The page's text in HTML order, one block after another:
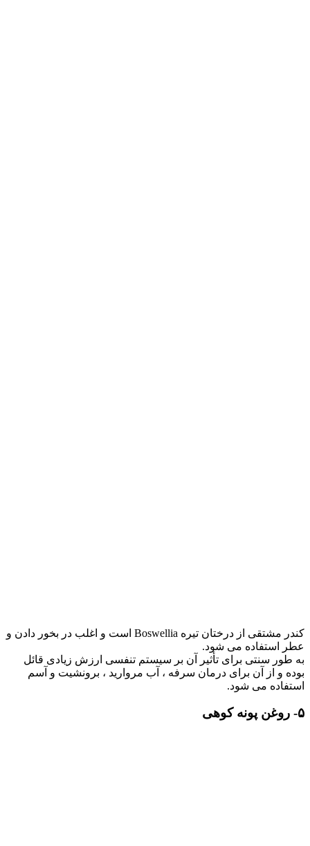
کندر مشتقی از درختان تیره Boswellia است و اغلب در بخور دادن و
عطر استفاده می شود.
به طور سنتی برای تأثیر آن بر سیستم تنفسی ارزش زیادی قائل
بوده و از آن برای درمان سرفه ، آب مروارید ، برونشیت و آسم
استفاده می شود.
۵- روغن پونه کوهی